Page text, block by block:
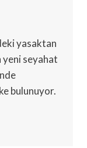
yasaktan
seyahat
bulunuyor.